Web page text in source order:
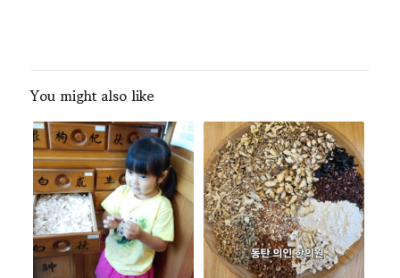
You might also like